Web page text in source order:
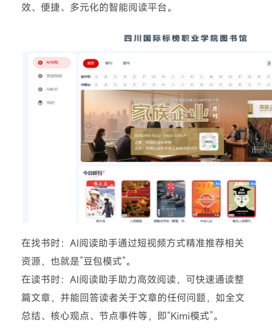
效、便捷、多元化的智能阅读平台。
在找书时：AI阅读助手通过短视频方式精准推荐相关
资源，也就是”豆包模式”。
在读书时：AI阅读助手助力高效阅读，可快速通读整
篇文章，并能回答读者关于文章的任何问题，如全文
总结、核心观点、节点事件等，即“Kimi模式”。